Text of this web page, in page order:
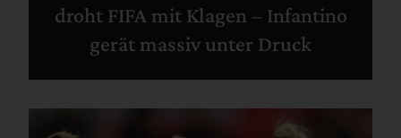
droht FIFA mit Klagen – Infantino
gerät massiv unter Druck